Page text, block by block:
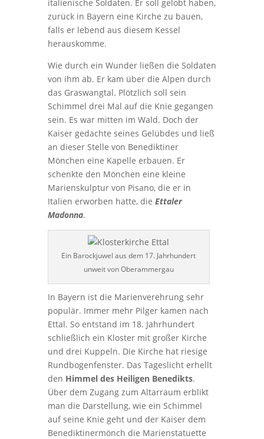
italienische Soldaten. Er soll gelobt haben,
zurück in Bayern eine Kirche zu bauen,
falls er lebend aus diesem Kessel
herauskomme.
Wie durch ein Wunder ließen die Soldaten
von ihm ab. Er kam über die Alpen durch
das Graswangtal. Plötzlich soll sein
Schimmel drei Mal auf die Knie gegangen
sein. Es war mitten im Wald. Doch der
Kaiser gedachte seines Gelübdes und ließ
an dieser Stelle von Benediktiner
Mönchen eine Kapelle erbauen. Er
schenkte den Mönchen eine kleine
Marienskulptur von Pisano, die er in
Italien erworben hatte, die Ettaler
Madonna.
Ein Barockjuwel aus dem 17. Jahrhundert
unweit von Oberammergau
In Bayern ist die Marienverehrung sehr
populär. Immer mehr Pilger kamen nach
Ettal. So entstand im 18. Jahrhundert
schließlich ein Kloster mit großer Kirche
und drei Kuppeln. Die Kirche hat riesige
Rundbogenfenster. Das Tageslicht erhellt
den Himmel des Heiligen Benedikts.
Über dem Zugang zum Altarraum erblikt
man die Darstellung, wie ein Schimmel
auf seine Knie geht und der Kaiser dem
Benediktinermönch die Marienstatuette